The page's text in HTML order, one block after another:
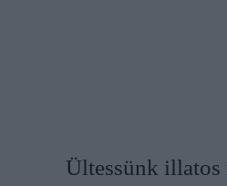
Ültessünk illatos